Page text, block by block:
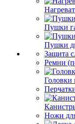
Пушки
Пушки
Защита
Ремни
Головки
Ножи